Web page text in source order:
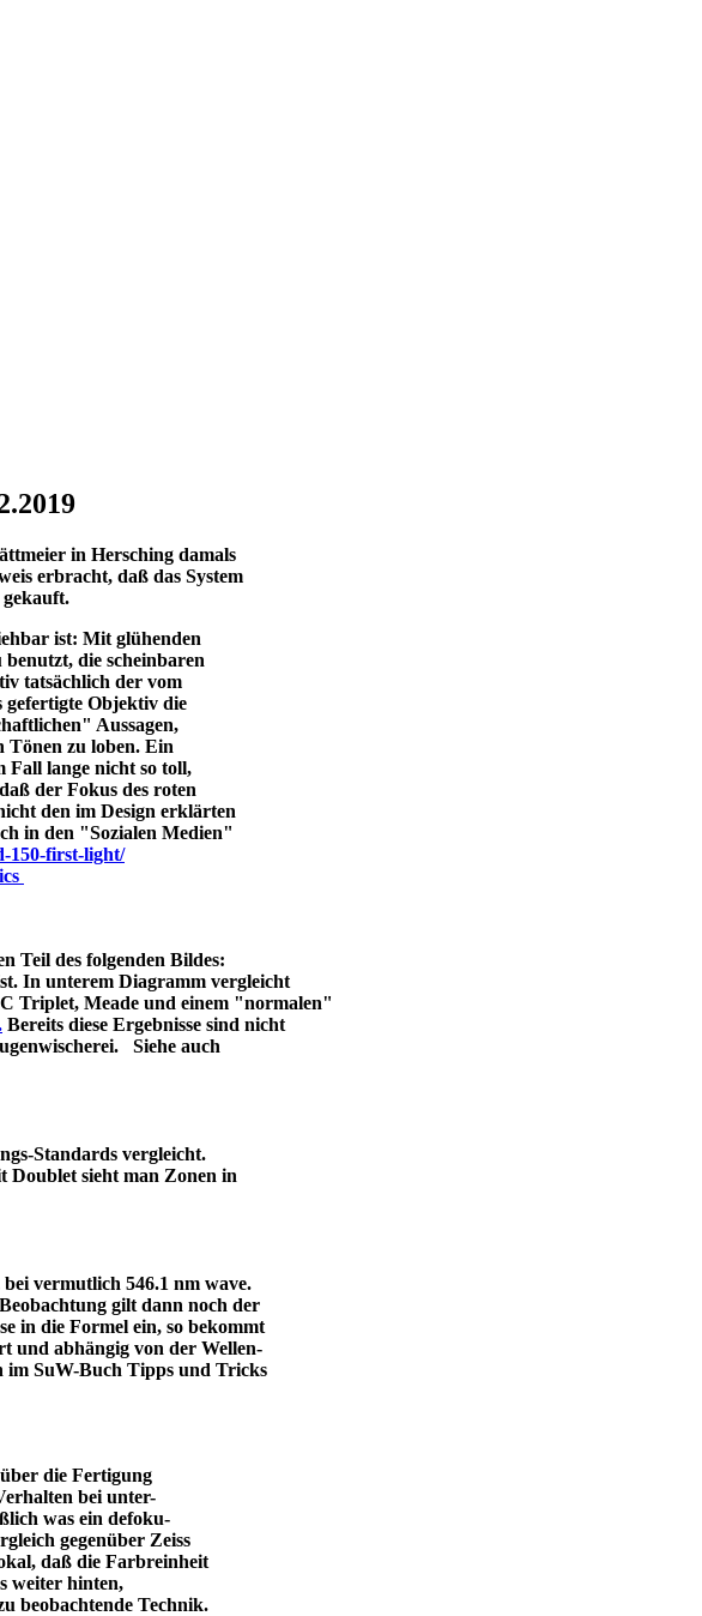
in Hersching damals
erbracht, daß das System
ist: Mit glühenden
die scheinbaren
tatsächlich der vom
gefertigte Objektiv die
Aussagen,
Tönen zu loben. Ein
Fall lange nicht so toll,
der Fokus des roten
den im Design erklärten
in den "Sozialen Medien"
150-first-light/
Teil des folgenden Bildes:
In unterem Diagramm vergleicht
Triplet, Meade und einem "normalen"
Bereits diese Ergebnisse sind nicht
Siehe auch
Standards vergleicht.
Doublet sieht man Zonen in
vermutlich 546.1 nm wave.
gilt dann noch der
in die Formel ein, so bekommt
und abhängig von der Wellen-
im SuW-Buch Tipps und Tricks
über die Fertigung
bei unter-
was ein defoku-
gegenüber Zeiss
daß die Farbreinheit
weiter hinten,
zu beobachtende Technik.